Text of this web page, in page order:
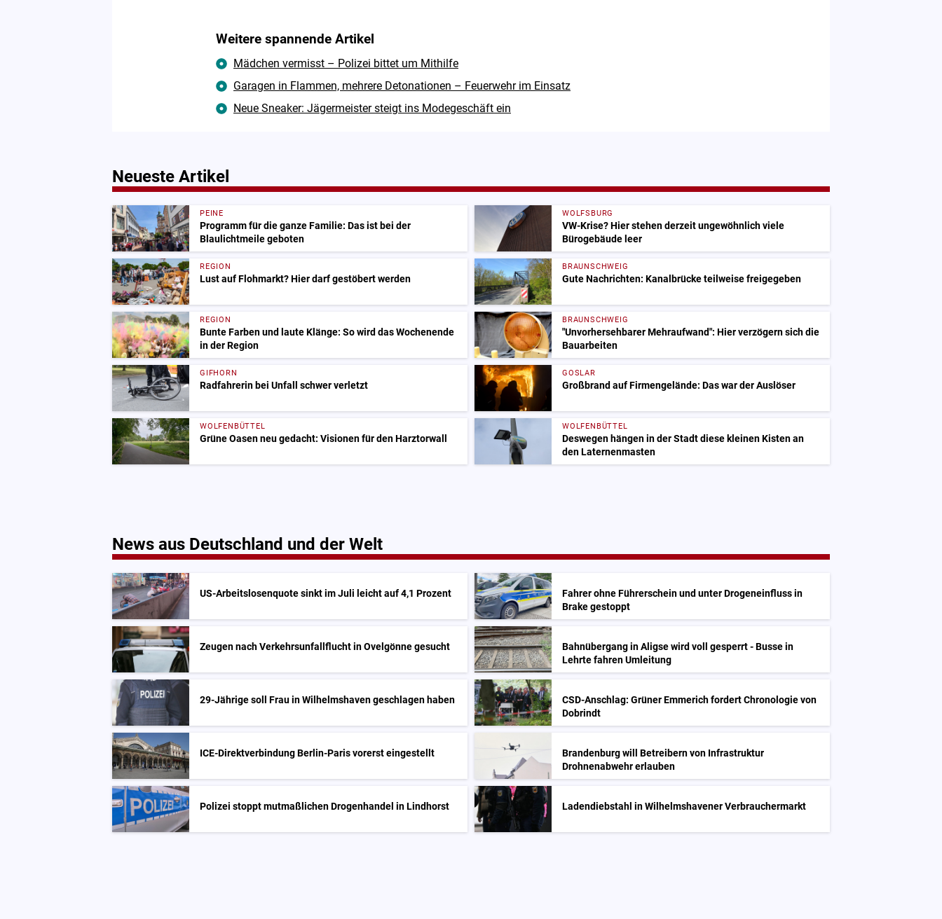
Weitere spannende Artikel
Mädchen vermisst – Polizei bittet um Mithilfe
Garagen in Flammen, mehrere Detonationen – Feuerwehr im Einsatz
Neue Sneaker: Jägermeister steigt ins Modegeschäft ein
Neueste Artikel
PEINE
Programm für die ganze Familie: Das ist bei der
Blaulichtmeile geboten
WOLFSBURG
VW-Krise? Hier stehen derzeit ungewöhnlich viele
Bürogebäude leer
REGION
Lust auf Flohmarkt? Hier darf gestöbert werden
BRAUNSCHWEIG
Gute Nachrichten: Kanalbrücke teilweise freigegeben
REGION
Bunte Farben und laute Klänge: So wird das Wochenende
in der Region
BRAUNSCHWEIG
"Unvorhersehbarer Mehraufwand": Hier verzögern sich die
Bauarbeiten
GIFHORN
Radfahrerin bei Unfall schwer verletzt
GOSLAR
Großbrand auf Firmengelände: Das war der Auslöser
WOLFENBÜTTEL
Grüne Oasen neu gedacht: Visionen für den Harztorwall
WOLFENBÜTTEL
Deswegen hängen in der Stadt diese kleinen Kisten an
den Laternenmasten
News aus Deutschland und der Welt
US-Arbeitslosenquote sinkt im Juli leicht auf 4,1 Prozent
Fahrer ohne Führerschein und unter Drogeneinfluss in
Brake gestoppt
Zeugen nach Verkehrsunfallflucht in Ovelgönne gesucht
Bahnübergang in Aligse wird voll gesperrt - Busse in
Lehrte fahren Umleitung
29-Jährige soll Frau in Wilhelmshaven geschlagen haben
CSD-Anschlag: Grüner Emmerich fordert Chronologie von
Dobrindt
ICE-Direktverbindung Berlin-Paris vorerst eingestellt
Brandenburg will Betreibern von Infrastruktur
Drohnenabwehr erlauben
Polizei stoppt mutmaßlichen Drogenhandel in Lindhorst Ladendiebstahl in Wilhelmshavener Verbrauchermarkt